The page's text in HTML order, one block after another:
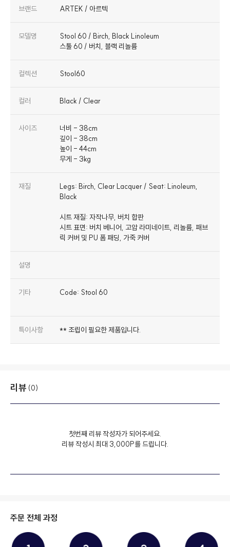
브랜드 ARTEK / 아르텍
모델명
Stool 60 / Birch, Black Linoleum
스툴 60 / 버치, 블랙 리놀륨
컬렉션 Stool60
컬러 Black / Clear
사이즈
너비 - 38cm
깊이 - 38cm
높이 - 44cm
무게 - 3kg
재질
Legs: Birch, Clear Lacquer / Seat: Linoleum,
Black
시트 재질: 자작나무, 버치 합판
시트 표면: 버치 베니어, 고압 라미네이트, 리놀륨, 패브
설명
기타 Code: Stool 60
특이사항 ** 조립이 필요한 제품입니다.
리뷰 (0)
첫번째 리뷰 작성자가 되어주세요.
리뷰 작성시 최대 3,000P를 드립니다.
주문 전체 과정